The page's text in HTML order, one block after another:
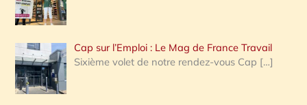
Cap sur l’Emploi : Le Mag de France Travail
Sixième volet de notre rendez-vous Cap […]